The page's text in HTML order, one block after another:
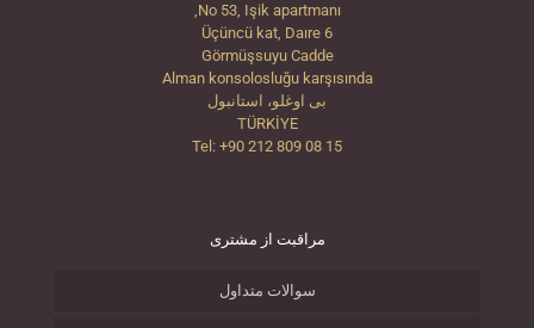
No 53, Işik apartmanı,
Üçüncü kat, Daıre 6
Görmüşsuyu Cadde
Alman konsolosluğu karşısında
بی اوغلو، استانبول
TÜRKİYE
Tel: +90 212 809 08 15
مراقبت از مشتری
سوالات متداول